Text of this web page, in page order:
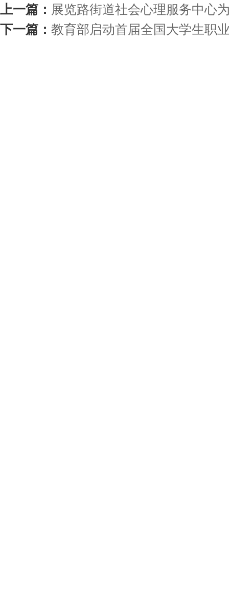
上一篇： 展览路街道社会心理服务中心
下一篇： 教育部启动首届全国大学生职